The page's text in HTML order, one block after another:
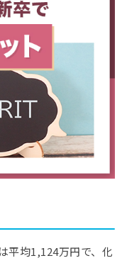
平均1,124万円で、化